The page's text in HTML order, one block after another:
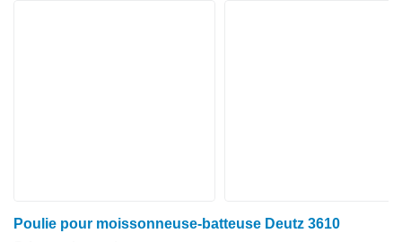
Poulie pour moissonneuse-batteuse Deutz 3610